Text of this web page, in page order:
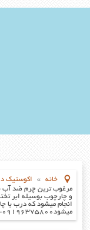
خانه » اکوستیک
مرغوب ترین چرم ضد آب
و چارچوب بوسیله ابر
انجام میشود که درب با
میشود۰۹۱۹۶۳۷۵۸۰۰-۰۹۳۰۷۸۰۱۷۸۸مهندس دولتی